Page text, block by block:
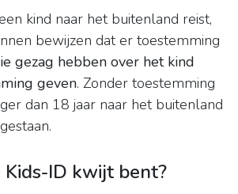
kind naar het buitenland reist,
bewijzen dat er toestemming
gezag hebben over het kind
geven. Zonder toestemming
dan 18 jaar naar het buitenland
ID kwijt bent?